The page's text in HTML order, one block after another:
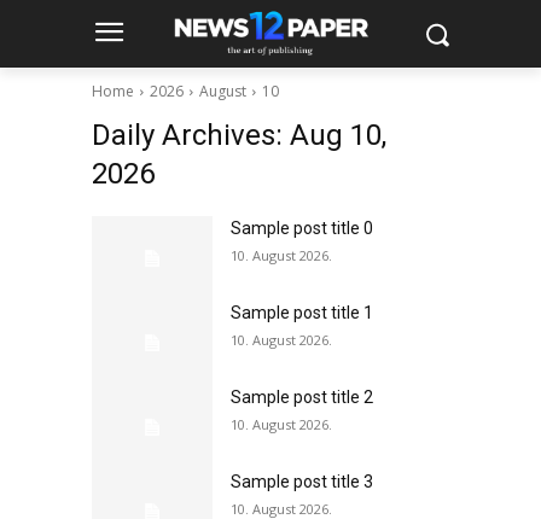
Home 2026 August 10
Daily Archives: Aug 10,
2026
Sample post title 0
10. August 2026.
Sample post title 1
10. August 2026.
Sample post title 2
10. August 2026.
Sample post title 3
10. August 2026.